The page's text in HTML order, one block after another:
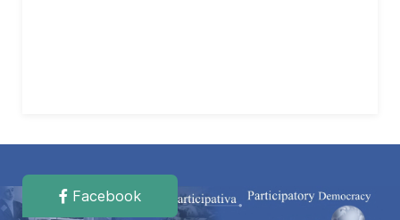
Facebook